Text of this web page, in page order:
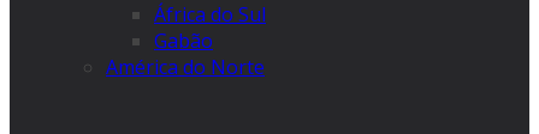
África do Sul
Gabão
América do Norte